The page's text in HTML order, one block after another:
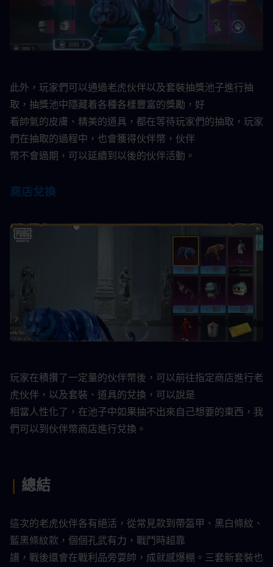
此外，玩家們可以通過老虎伙伴以及套裝抽獎池子進行抽
取，抽獎池中隱藏着各種各樣豐富的獎勵，好
看帥氣的皮膚、精美的道具，都在等待玩家們的抽取，玩家
們在抽取的過程中，也會獲得伙伴幣，伙伴
幣不會過期，可以延續到以後的伙伴活動。​
商店兌換​
玩家在積攢了一定量的伙伴幣後，可以前往指定商店進行老
虎伙伴，以及套裝、道具的兌換，可以說是
相當人性化了，在池子中如果抽不出來自己想要的東西，我
們可以到伙伴幣商店進行兌換。​
| 總結​
這次的老虎伙伴各有絕活，從常見款到帶盔甲、黑白條紋、
藍黑條紋款，個個孔武有力，戰鬥時超靠
譜，戰後還會在戰利品旁耍帥，成就感爆棚。三套新套裝也